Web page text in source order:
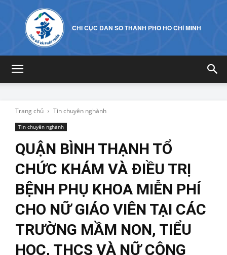
CHI CỤC DÂN SỐ THÀNH PHỐ HỒ CHÍ MINH
Trang chủ Tin chuyên nghành
Tin chuyên nghành
QUẬN BÌNH THẠNH TỔ
CHỨC KHÁM VÀ ĐIỀU TRỊ
BỆNH PHỤ KHOA MIỄN PHÍ
CHO NỮ GIÁO VIÊN TẠI CÁC
TRƯỜNG MẦM NON, TIỂU
HỌC, THCS VÀ NỮ CÔNG